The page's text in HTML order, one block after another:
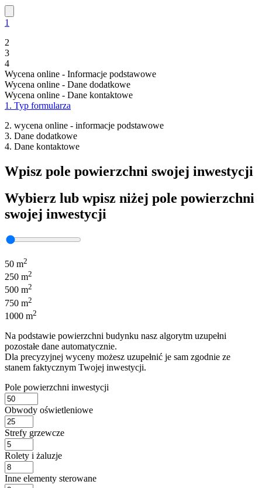
1
2
3
4
Wycena online - Informacje podstawowe
Wycena online - Dane dodatkowe
Wycena online - Dane kontaktowe
1. Typ formularza
2. wycena online - informacje podstawowe
3. Dane dodatkowe
4. Dane kontaktowe
Wpisz pole powierzchni swojej inwestycji
Wybierz lub wpisz niżej pole powierzchni
swojej inwestycji
50 m2
250 m2
500 m2
750 m2
1000 m2
Na podstawie powierzchni budynku nasz algorytm uzupełni
pozostałe dane automatycznie.
Dla precyzyjnej wyceny możesz uzupełnić je sam zgodnie ze
stanem faktycznym Twojej inwestycji.
Pole powierzchni inwestycji
Obwody oświetleniowe
Strefy grzewcze
Rolety i żaluzje
Inne elementy sterowane